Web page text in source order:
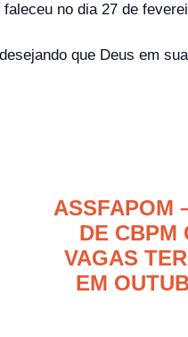
no dia 27 de
que Deus em
ASSFAPOM
DE CBPM
VAGAS
EM